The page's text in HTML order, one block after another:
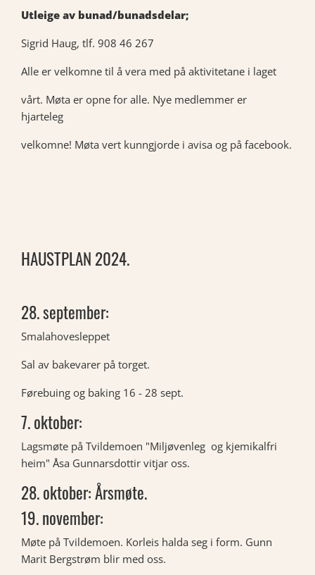
Utleige av bunad/bunadsdelar;
Sigrid Haug, tlf. 908 46 267
Alle er velkomne til å vera med på aktivitetane i laget
vårt. Møta er opne for alle. Nye medlemmer er
hjarteleg
velkomne! Møta vert kunngjorde i avisa og på facebook.
HAUSTPLAN 2024.
28. september:
Smalahovesleppet
Sal av bakevarer på torget.
Førebuing og baking 16 - 28 sept.
7. oktober:
Lagsmøte på Tvildemoen "Miljøvenleg og kjemikalfri
heim" Åsa Gunnarsdottir vitjar oss.
28. oktober: Årsmøte.
19. november:
Møte på Tvildemoen. Korleis halda seg i form. Gunn
Marit Bergstrøm blir med oss.